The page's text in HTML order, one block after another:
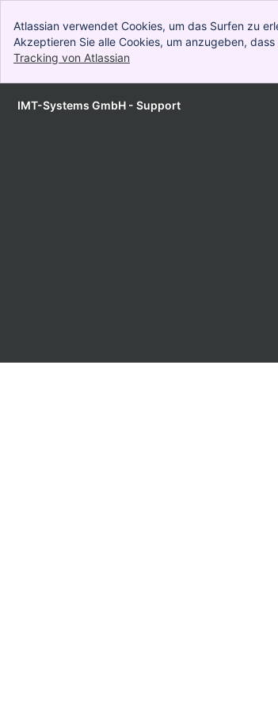
Atlassian verwendet Cookies, um das Surfen zu
Akzeptieren Sie alle Cookies, um anzugeben,
Tracking von Atlassian
IMT-Systems GmbH - Support